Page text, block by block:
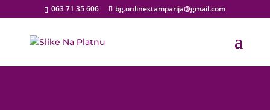
063 71 35 606 bg.onlinestamparija@gmail.com